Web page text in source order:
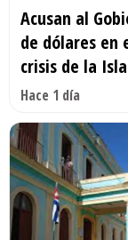
Acusan al
de dólares en
crisis de la Isla
Hace 1 día